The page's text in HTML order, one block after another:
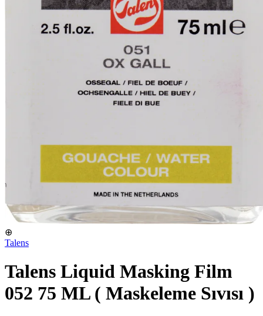
⊕
Talens
Talens Liquid Masking Film
052 75 ML ( Maskeleme Sıvısı )